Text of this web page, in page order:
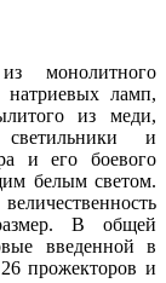
монолитного
натриевых ламп,
из меди,
светильники и
и его боевого
белым светом.
В общей
введенной в
прожекторов и